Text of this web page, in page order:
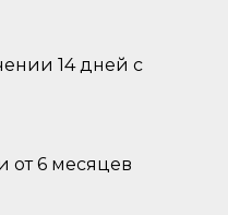
14 дней с
от 6 месяцев